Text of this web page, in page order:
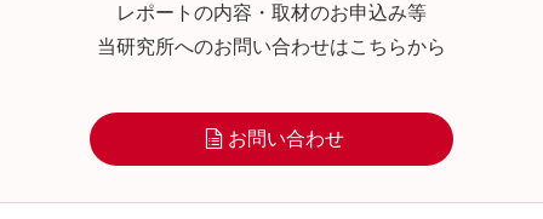
レポートの内容・取材のお申込み等
当研究所へのお問い合わせはこちらから
お問い合わせ